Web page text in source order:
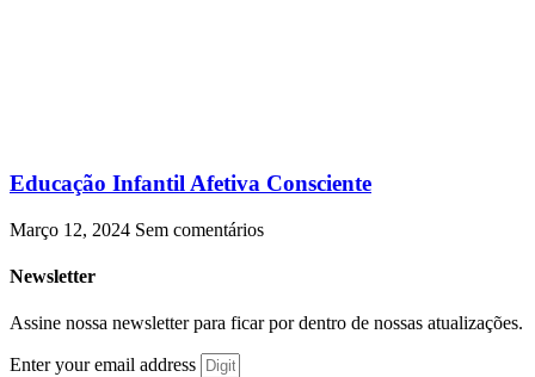
Educação Infantil Afetiva Consciente
Março 12, 2024 Sem comentários
Newsletter
Assine nossa newsletter para ficar por dentro de nossas atualizações.
Enter your email address